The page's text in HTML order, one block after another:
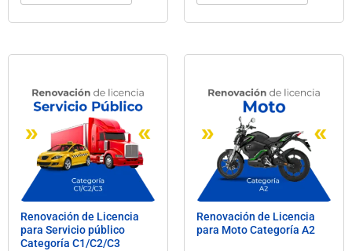
Renovación de Licencia
para Servicio público
Categoría C1/C2/C3
Renovación de Licencia
para Moto Categoría A2